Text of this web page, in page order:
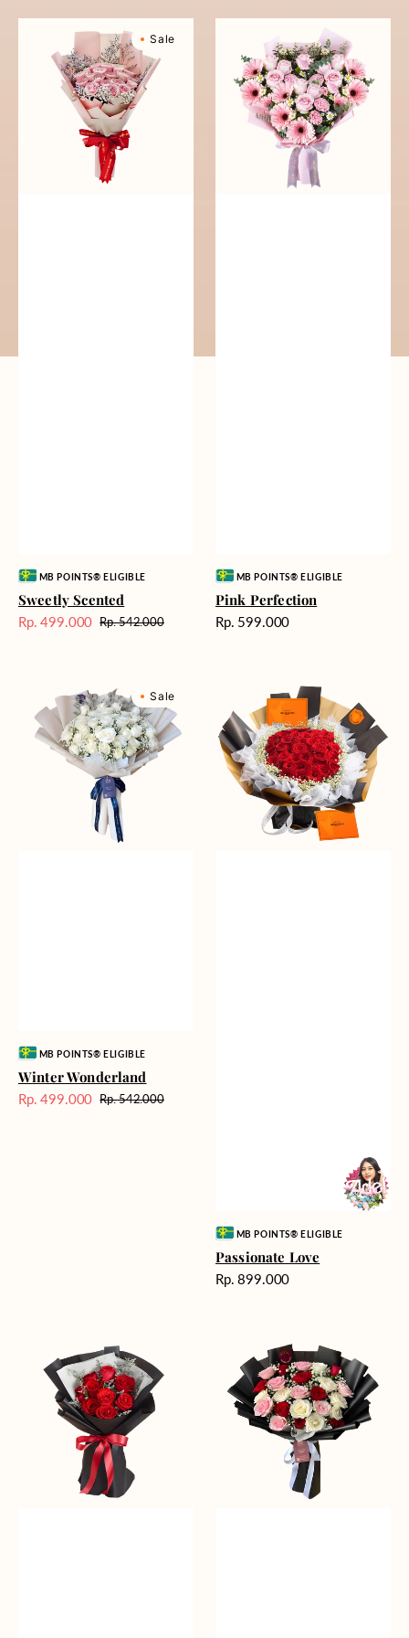
Sale
Vendor:MB POINTS® ELIGIBLE
Sweetly Scented
Harga
Rp. 499.000 Harga
Rp. 542.000
Perfection
Vendor:MB POINTS® ELIGIBLE
Pink Perfection
Harga
Rp. 599.000
Wonderland
Sale
Vendor:MB POINTS® ELIGIBLE
Winter Wonderland
Harga
Rp. 499.000 Harga
Rp. 542.000
Vendor:MB POINTS® ELIGIBLE
Passionate Love
Harga
Rp. 899.000
Harmony
Unconditional